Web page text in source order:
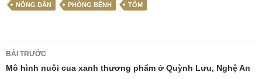
NÔNG DÂN PHÒNG BỆNH TÔM
Điều
hướng
BÀI TRƯỚC
Mô hình nuôi cua xanh thương phẩm ở Quỳnh Lưu, Nghệ An